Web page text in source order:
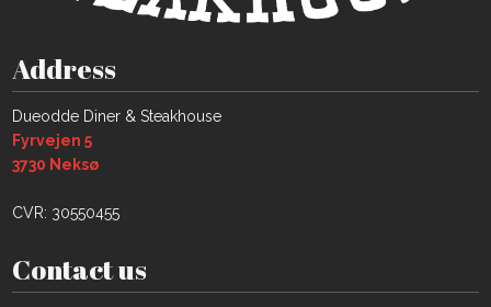
Address
​Dueodde Diner & Steakhouse
Fyrvejen 5
​3730 Neksø​​
CVR: 30550455
Contact us